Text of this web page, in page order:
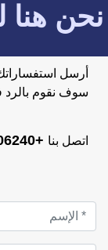
نحن
أرسل
سوف نقوم
اتصل بنا +971526406240